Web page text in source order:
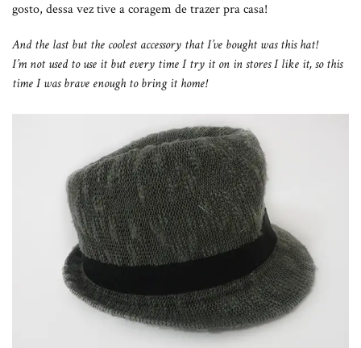
gosto, dessa vez tive a coragem de trazer pra casa!
And the last but the coolest accessory that I’ve bought was this hat!
I’m not used to use it but every time I try it on in stores I like it, so this
time I was brave enough to bring it home!